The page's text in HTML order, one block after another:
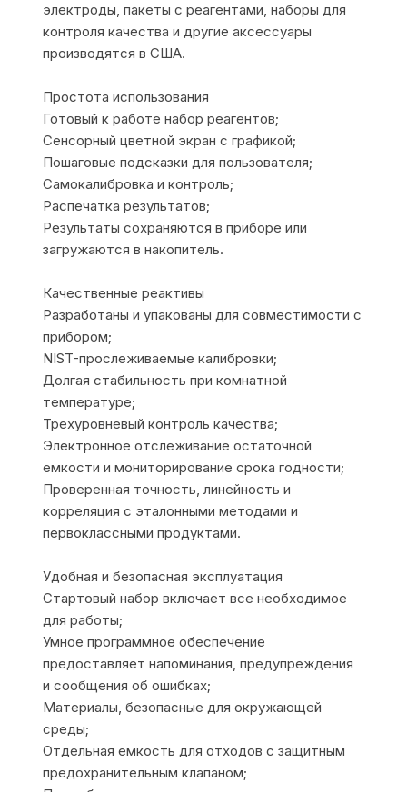
электроды, пакеты с реагентами, наборы для
контроля качества и другие аксессуары
производятся в США.
Простота использования
Готовый к работе набор реагентов;
Сенсорный цветной экран с графикой;
Пошаговые подсказки для пользователя;
Самокалибровка и контроль;
Распечатка результатов;
Результаты сохраняются в приборе или
загружаются в накопитель.
Качественные реактивы
Разработаны и упакованы для совместимости с
прибором;
NIST-прослеживаемые калибровки;
Долгая стабильность при комнатной
температуре;
Трехуровневый контроль качества;
Электронное отслеживание остаточной
емкости и мониторирование срока годности;
Проверенная точность, линейность и
корреляция с эталонными методами и
первоклассными продуктами.
Удобная и безопасная эксплуатация
Стартовый набор включает все необходимое
для работы;
Умное программное обеспечение
предоставляет напоминания, предупреждения
и сообщения об ошибках;
Материалы, безопасные для окружающей
среды;
Отдельная емкость для отходов с защитным
предохранительным клапаном;